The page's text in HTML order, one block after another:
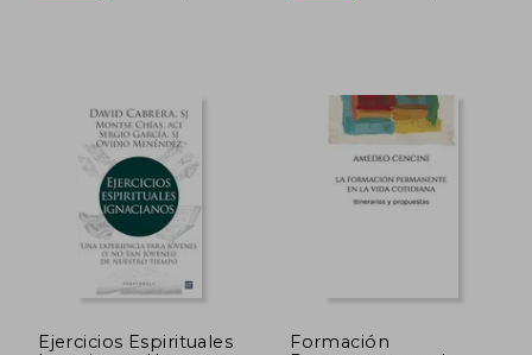
45% 45%
Ejercicios Espirituales
Formación